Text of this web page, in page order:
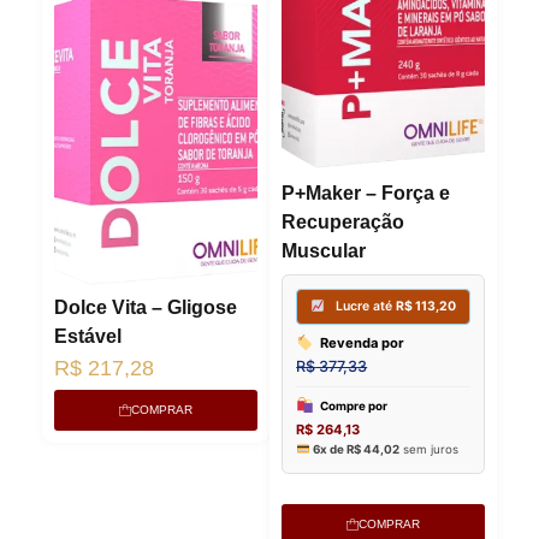
Dolce Vita – Gligose
Estável
R$ 217,28
COMPRAR
P+Maker – Força e
Recuperação
Muscular
COMPRAR